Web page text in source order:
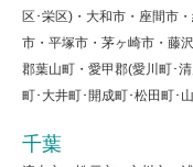
区･栄区)・大和市・座間市
市・平塚市・茅ヶ崎市・藤
郡葉山町・愛甲郡(愛川町･
町･大井町･開成町･松田町･
千葉